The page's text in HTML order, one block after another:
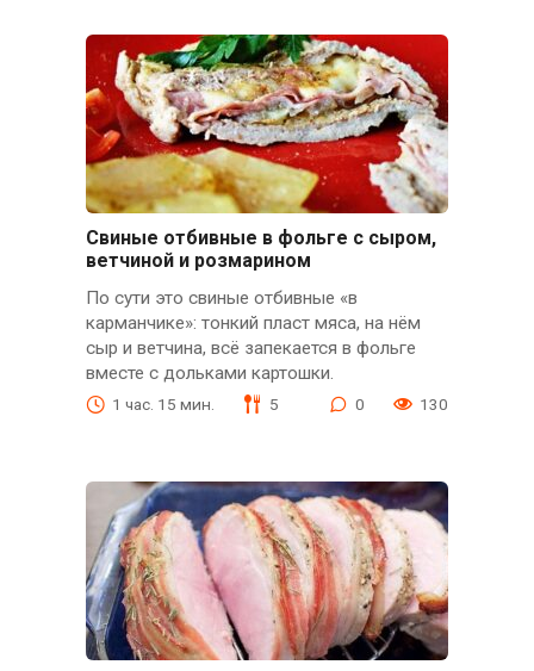
Свиные отбивные в фольге с сыром,
ветчиной и розмарином
По сути это свиные отбивные «в
карманчике»: тонкий пласт мяса, на нём
сыр и ветчина, всё запекается в фольге
вместе с дольками картошки.
1 час. 15 мин. 5 0 130